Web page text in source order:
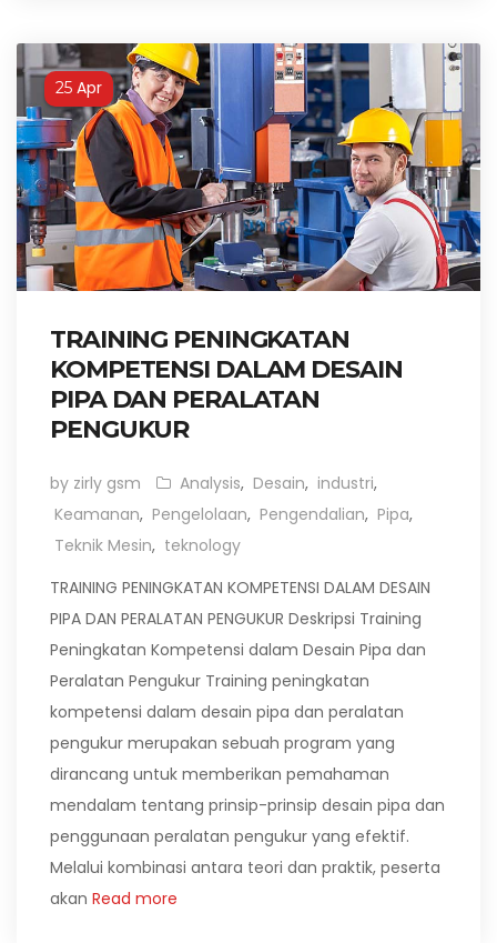
25 Apr
TRAINING PENINGKATAN
KOMPETENSI DALAM DESAIN
PIPA DAN PERALATAN
PENGUKUR
by zirly gsm Analysis, Desain, industri,
Keamanan, Pengelolaan, Pengendalian, Pipa,
Teknik Mesin, teknology
TRAINING PENINGKATAN KOMPETENSI DALAM DESAIN
PIPA DAN PERALATAN PENGUKUR Deskripsi Training
Peningkatan Kompetensi dalam Desain Pipa dan
Peralatan Pengukur Training peningkatan
kompetensi dalam desain pipa dan peralatan
pengukur merupakan sebuah program yang
dirancang untuk memberikan pemahaman
mendalam tentang prinsip-prinsip desain pipa dan
penggunaan peralatan pengukur yang efektif.
Melalui kombinasi antara teori dan praktik, peserta
akan Read more